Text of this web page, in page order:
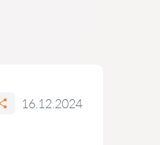
16.12.2024